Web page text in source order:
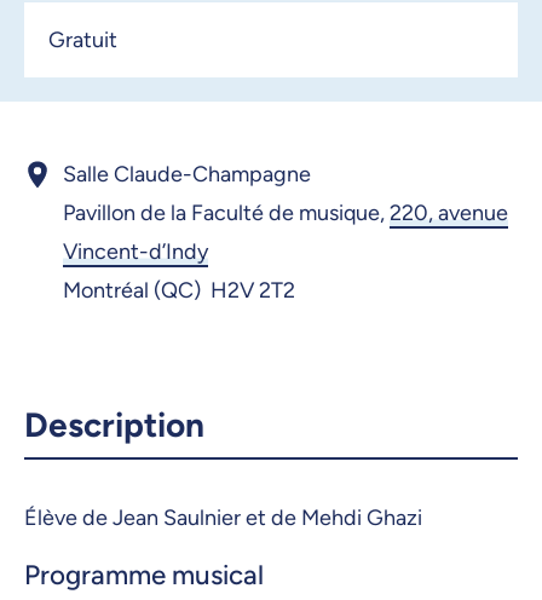
Gratuit
Salle Claude-Champagne
Pavillon de la Faculté de musique,220, avenue
Vincent-d’Indy
Montréal (QC) H2V 2T2
Description
Élève de Jean Saulnier et de Mehdi Ghazi
Programme musical